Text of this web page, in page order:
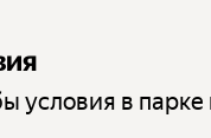
условия в